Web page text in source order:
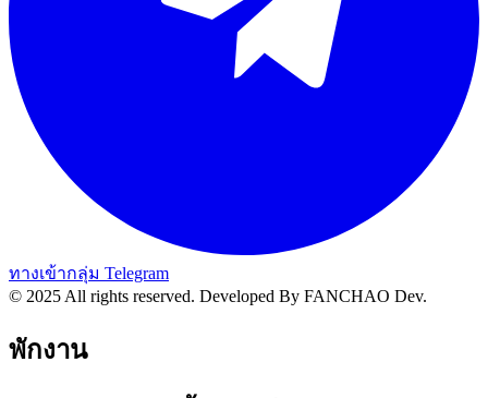
ทางเข้ากลุ่ม Telegram
© 2025 All rights reserved. Developed By FANCHAO Dev.
พักงาน